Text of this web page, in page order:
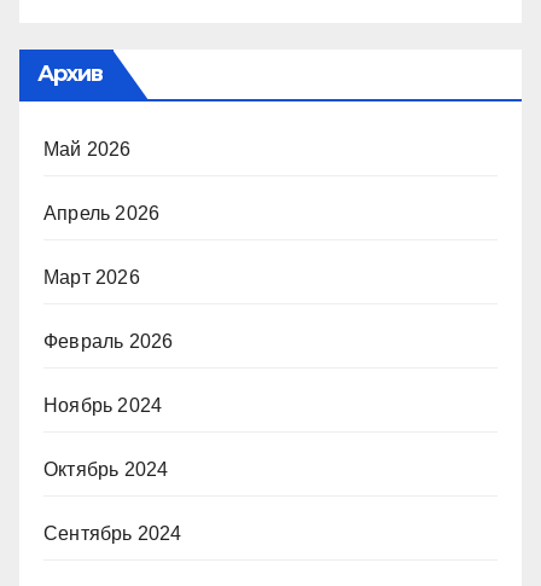
Архив
Май 2026
Апрель 2026
Март 2026
Февраль 2026
Ноябрь 2024
Октябрь 2024
Сентябрь 2024